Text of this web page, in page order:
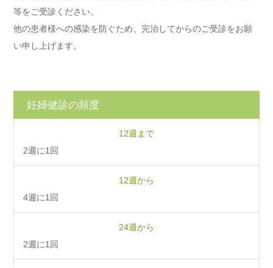
等をご受診ください。
他の患者様への感染を防ぐため、完治してからのご受診をお願
い申し上げます。
妊婦健診の頻度
12週まで
2週に1回
12週から
4週に1回
24週から
2週に1回